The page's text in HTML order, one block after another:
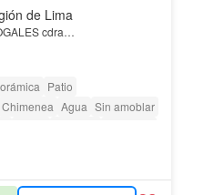
de Lima
cdra…
Patio
Chimenea Agua Sin amoblar